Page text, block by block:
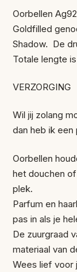
Oorbellen
Goldfilled
Shadow. De
Totale lengte
VERZORGING
Wil jij zolang
dan heb ik een
Oorbellen
het douchen
plek.
Parfum en
pas in als je
De zuurgraad
materiaal van
Wees lief voor